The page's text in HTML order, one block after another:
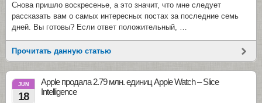
Снова пришло воскресенье, а это значит, что мне следует
рассказать вам о самых интересных постах за последние семь
дней. Вы готовы? Если ответ положительный, …
Прочитать данную статью
JUN
18
Apple продала 2.79 млн. единиц Apple Watch – Slice
Intelligence